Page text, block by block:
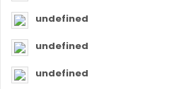
undefined
undefined
undefined